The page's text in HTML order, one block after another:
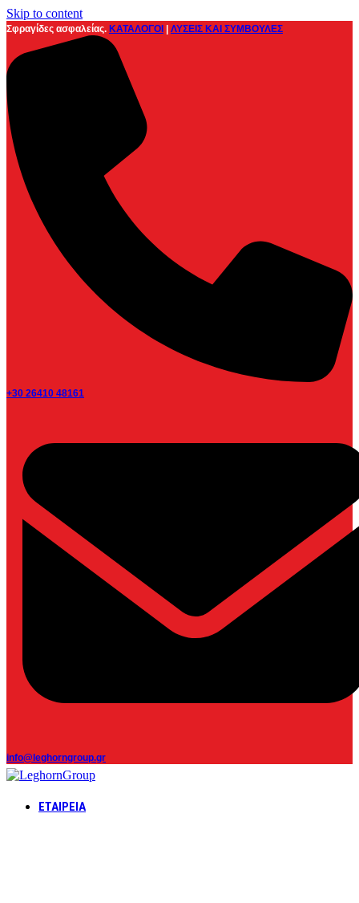
Skip to content
Σφραγίδες ασφαλείας. ΚΑΤΑΛΟΓΟΙ ΛΥΣΕΙΣ ΚΑΙ ΣΥΜΒΟΥΛΕΣ
+30 26410 48161
info@leghorngroup.gr
ΕΤΑΙΡΕΊΑ